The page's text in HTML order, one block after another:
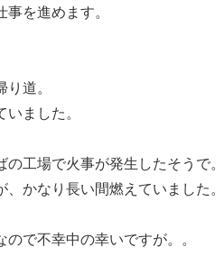
を進めます。
道。
ました。
工場で火事が発生したそうで。
かなり長い間燃えていました。
で不幸中の幸いですが。。